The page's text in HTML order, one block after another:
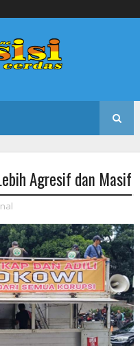
Agresif dan Masif